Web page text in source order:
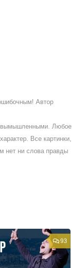
Автор
вымышленными. Любое
Все картинки,
нет ни слова правды
93